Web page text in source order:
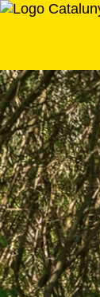
Saltar